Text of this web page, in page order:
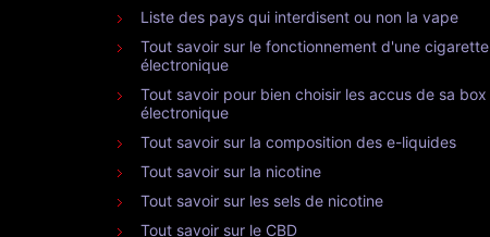
Liste des pays qui interdisent ou non la vape
Tout savoir sur le fonctionnement d'une cigarette
électronique
Tout savoir pour bien choisir les accus de sa box
électronique
Tout savoir sur la composition des e-liquides
Tout savoir sur la nicotine
Tout savoir sur les sels de nicotine
Tout savoir sur le CBD